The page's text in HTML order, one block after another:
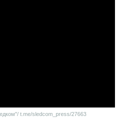
t.me/sledcom_press/27663